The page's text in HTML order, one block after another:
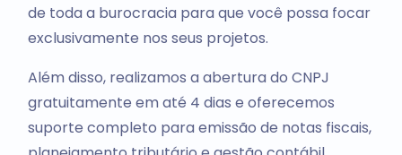
de toda a burocracia para que você possa focar
exclusivamente nos seus projetos.
Além disso, realizamos a abertura do CNPJ
gratuitamente em até 4 dias e oferecemos
suporte completo para emissão de notas fiscais,